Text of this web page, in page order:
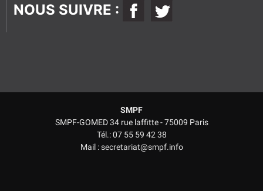
NOUS SUIVRE :
SMPF
SMPF-GOMED 34 rue laffitte - 75009 Paris
Tél.: 07 55 59 42 38
Mail : secretariat@smpf.info